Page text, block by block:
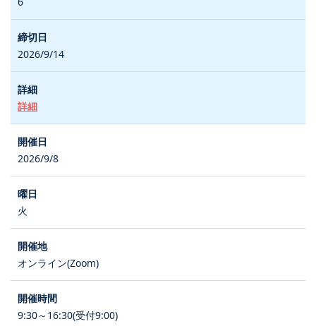
2026/9/14
詳細
2026/9/8
火
オンライン(Zoom)
9:30～16:30(受付9:00)